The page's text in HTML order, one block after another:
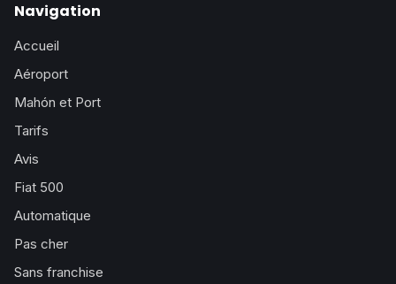
Navigation
Accueil
Aéroport
Mahón et Port
Tarifs
Avis
Fiat 500
Automatique
Pas cher
Sans franchise